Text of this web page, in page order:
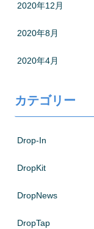
2020年12月
2020年8月
2020年4月
カテゴリー
Drop-In
DropKit
DropNews
DropTap